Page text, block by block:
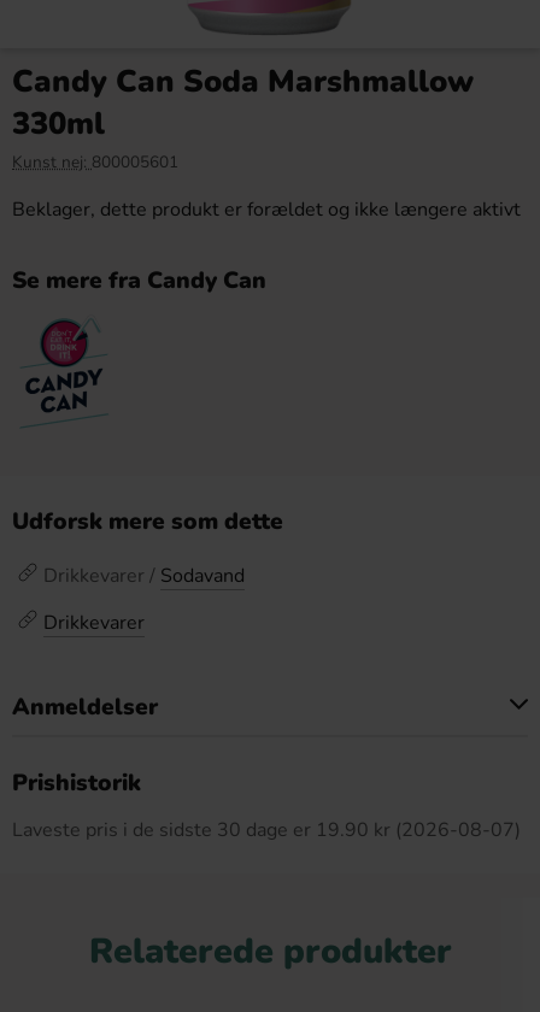
Candy Can Soda Marshmallow
330ml
Kunst nej: 800005601
Beklager, dette produkt er forældet og ikke længere aktivt
Se mere fra Candy Can
Udforsk mere som dette
Drikkevarer / Sodavand
Drikkevarer
Anmeldelser
Prishistorik
Laveste pris i de sidste 30 dage er 19.90 kr (2026-08-07)
Relaterede produkter